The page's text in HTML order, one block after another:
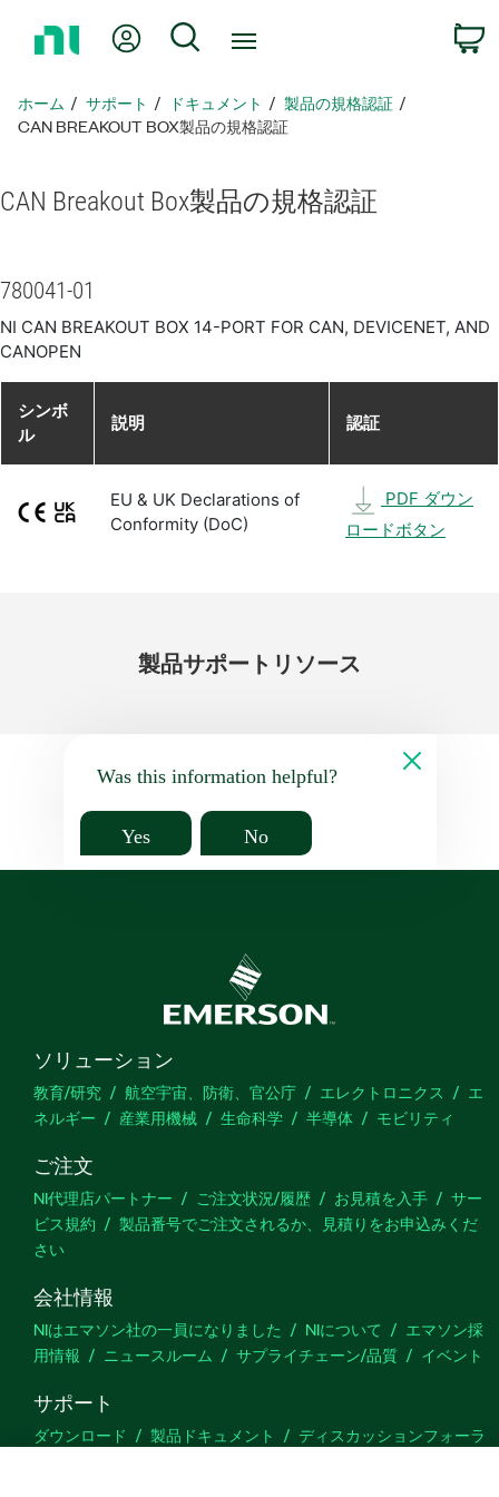
ペ
ー
戻
Myアカウント
検索
ホーム サポート ドキュメント
製品​の​規格​認証
CAN BREAKOUT BOX製品​の​規格​認証
CAN Breakout Box製品​の​規格​認証
780041-01
NI CAN BREAKOUT BOX 14-PORT FOR CAN, DEVICENET, AND
CANOPEN
シンボ
ル
説明 認証
EU & UK Declarations of
Conformity (DoC)
PDF ダウン
ロードボタン
製品サポート リソース
Was this information helpful?
Yes No
ソリューション
教育/研究 航空宇宙、防衛、官公庁 エレクトロニクス
エ
ネルギー
産業用機械 生命科学 半導体 モビリティ
ご注文
NI代理店パートナー ご注文状況/履歴 お見積を入手
サー
ビス規約
製品番号でご注文されるか、見積りをお申込みくだ
さい
会社情報
NIはエマソン社の一員になりました NIについて
エマソン採
用情報
ニュースルーム サプライチェーン/品質 イベント
サポート
ダウンロード 製品ドキュメント
ディスカッションフォーラ